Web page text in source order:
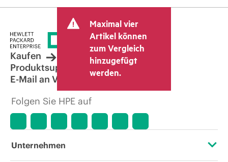
Maximal vier
Artikel können
zum Vergleich
hinzugefügt
werden.
Kaufen
Produktsupport
E-Mail an Vertrieb
Folgen Sie HPE auf
Unternehmen